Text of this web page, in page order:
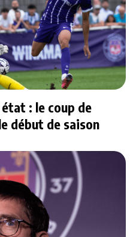
: le coup de
début de saison